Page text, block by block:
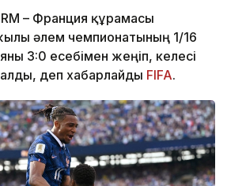
– Франция құрамасы
әлем чемпионатының 1/16
3:0 есебімен жеңіп, келесі
деп хабарлайды FIFA.